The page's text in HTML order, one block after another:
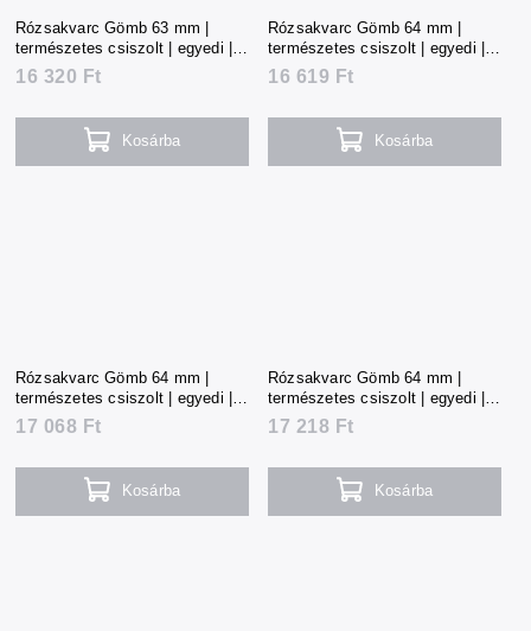
Rózsakvarc Gömb 63 mm |
természetes csiszolt | egyedi |
363 g | Madagaszkár
16 320 Ft
Kosárba
Rózsakvarc Gömb 64 mm |
természetes csiszolt | egyedi |
368 g | Madagaszkár
16 619 Ft
Kosárba
Rózsakvarc Gömb 64 mm |
természetes csiszolt | egyedi |
378 g | Madagaszkár
17 068 Ft
Kosárba
Rózsakvarc Gömb 64 mm |
természetes csiszolt | egyedi |
382 g | Madagaszkár
17 218 Ft
Kosárba